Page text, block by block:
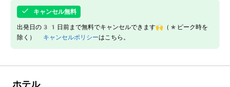
キャンセル無料
出発日の31日前まで無料でキャンセルできます🙌（*ピーク時を
除く） キャンセルポリシーはこちら。
ホテル